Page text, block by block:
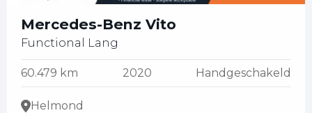
Mercedes-Benz Vito
Functional Lang
60.479 km 2020 Handgeschakeld
Helmond